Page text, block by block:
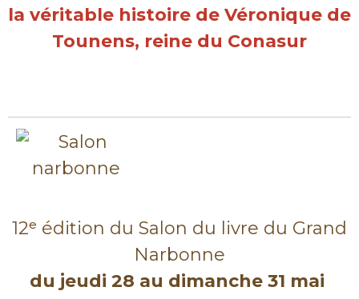
la véritable histoire de Véronique de
Tounens, reine du Conasur
12ᵉ édition du Salon du livre du Grand
Narbonne
du jeudi 28 au dimanche 31 mai